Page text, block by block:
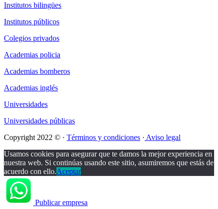
Institutos bilingües
Institutos públicos
Colegios privados
Academias policia
Academias bomberos
Academias inglés
Universidades
Universidades públicas
Copyright 2022 © · Términos y condiciones · Aviso legal
Usamos cookies para asegurar que te damos la mejor experiencia en
nuestra web. Si continúas usando este sitio, asumiremos que estás de
acuerdo con ello.Aceptar
Publicar empresa